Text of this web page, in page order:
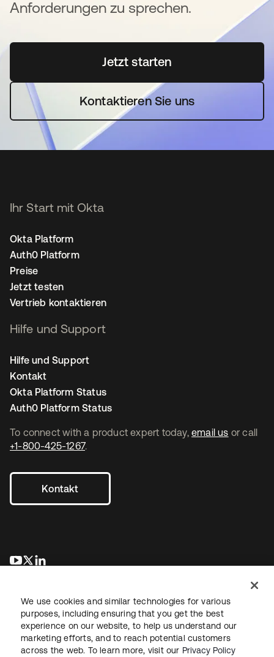
Anforderungen zu sprechen.
Jetzt startenwird in einer neuen
Kontaktieren Sie uns
To connect with a product expert today, email us or call
+1-800-425-1267.
Kontakt
wird in einer neuen Registerkarte geöffnet
wird in einer neuen Registerkarte geöffnet
Ihr Start mit Okta
Okta Platform
Auth0 Platform
Preise
Jetzt testen
Vertrieb kontaktieren
Hilfe und Support
Hilfe und Support
Kontakt
Okta Platform Status
Auth0 Platform Status
RechtDatenschutzrichtlinieNutzungsbedingungenSicherheit
We use cookies and similar technologies for various
purposes, including ensuring that you get the best
experience on our website, to help us understand our
marketing efforts, and to reach potential customers
across the web. To learn more, visit our Privacy Policy